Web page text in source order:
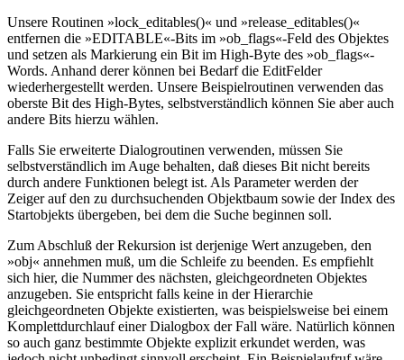
Unsere Routinen »lock_editables()« und »release_editables()«
entfernen die »EDITABLE«-Bits im »ob_flags«-Feld des Objektes
und setzen als Markierung ein Bit im High-Byte des »ob_flags«-
Words. Anhand derer können bei Bedarf die EditFelder
wiederhergestellt werden. Unsere Beispielroutinen verwenden das
oberste Bit des High-Bytes, selbstverständlich können Sie aber auch
andere Bits hierzu wählen.
Falls Sie erweiterte Dialogroutinen verwenden, müssen Sie
selbstverständlich im Auge behalten, daß dieses Bit nicht bereits
durch andere Funktionen belegt ist. Als Parameter werden der
Zeiger auf den zu durchsuchenden Objektbaum sowie der Index des
Startobjekts übergeben, bei dem die Suche beginnen soll.
Zum Abschluß der Rekursion ist derjenige Wert anzugeben, den
»obj« annehmen muß, um die Schleife zu beenden. Es empfiehlt
sich hier, die Nummer des nächsten, gleichgeordneten Objektes
anzugeben. Sie entspricht falls keine in der Hierarchie
gleichgeordneten Objekte existierten, was beispielsweise bei einem
Komplettdurchlauf einer Dialogbox der Fall wäre. Natürlich können
so auch ganz bestimmte Objekte explizit erkundet werden, was